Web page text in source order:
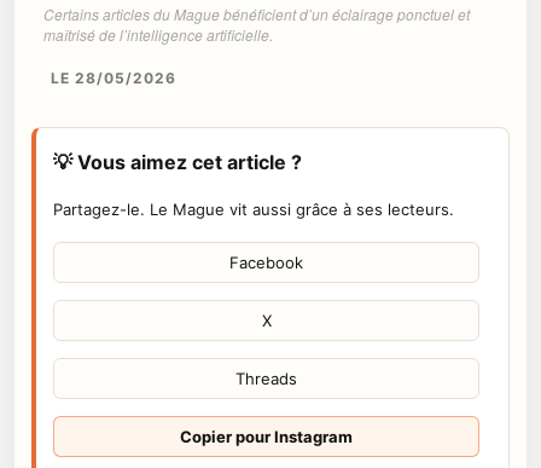
Certains articles du Mague bénéficient d’un éclairage ponctuel et
maîtrisé de l’intelligence artificielle.
LE 28/05/2026
💡 Vous aimez cet article ?
Partagez-le. Le Mague vit aussi grâce à ses lecteurs.
Facebook
X
Threads
Copier pour Instagram